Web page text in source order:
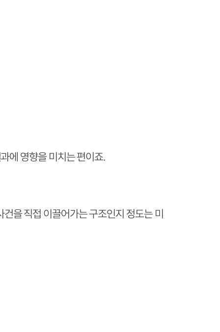
에 영향을 미치는 편이죠.
을 직접 이끌어가는 구조인지 정도는 미